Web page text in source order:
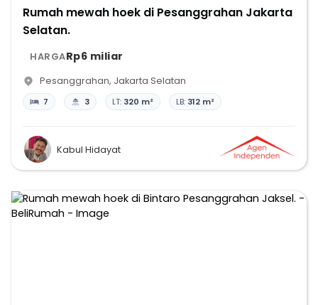
Rumah mewah hoek di Pesanggrahan Jakarta
Selatan.
HARGARp6 miliar
Pesanggrahan, Jakarta Selatan
7 3 LT: 320 m² LB: 312 m²
Kabul Hidayat